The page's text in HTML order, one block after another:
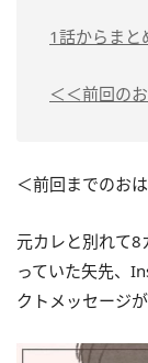
1話からまと
＜＜前回の
＜前回までのお
元カレと別れて8
っていた矢先、
クトメッセージ